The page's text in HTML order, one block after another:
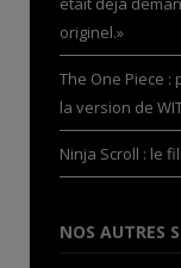
originel.»
The One Piece
la version de
Ninja Scroll : le
NOS AUTRES